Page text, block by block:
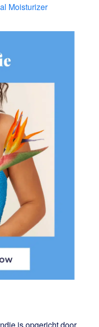
Moisturizer
is opgericht door